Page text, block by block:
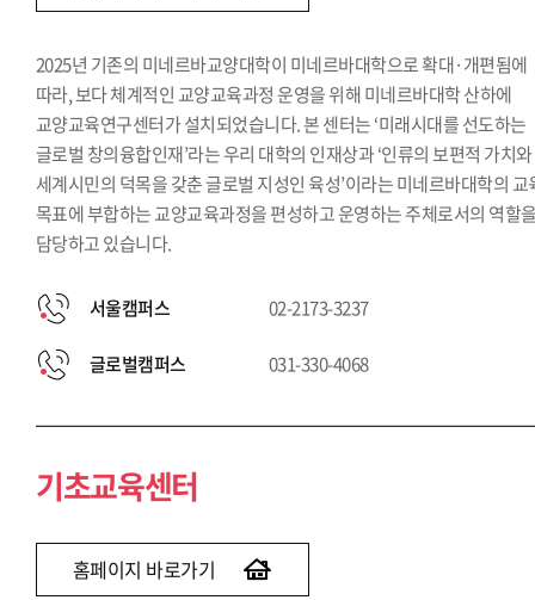
2025년 기존의 미네르바교양대학이 미네르바대학으로 확대·개편됨에
따라, 보다 체계적인 교양교육과정 운영을 위해 미네르바대학 산하에
교양교육연구센터가 설치되었습니다. 본 센터는 ‘미래시대를 선도하는
글로벌 창의융합인재’라는 우리 대학의 인재상과 ‘인류의 보편적 가치와
세계시민의 덕목을 갖춘 글로벌 지성인 육성’이라는 미네르바대학의 교
목표에 부합하는 교양교육과정을 편성하고 운영하는 주체로서의 역할
담당하고 있습니다.
서울캠퍼스 02-2173-3237
글로벌캠퍼스 031-330-4068
기초교육센터
홈페이지 바로가기